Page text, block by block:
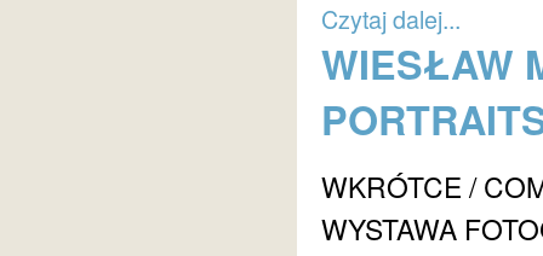
Czytaj dalej...
WIESŁAW
WKRÓTCE /
WYSTAWA